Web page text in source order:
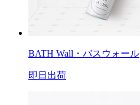
BATH Wall・バスウォール
即日出荷